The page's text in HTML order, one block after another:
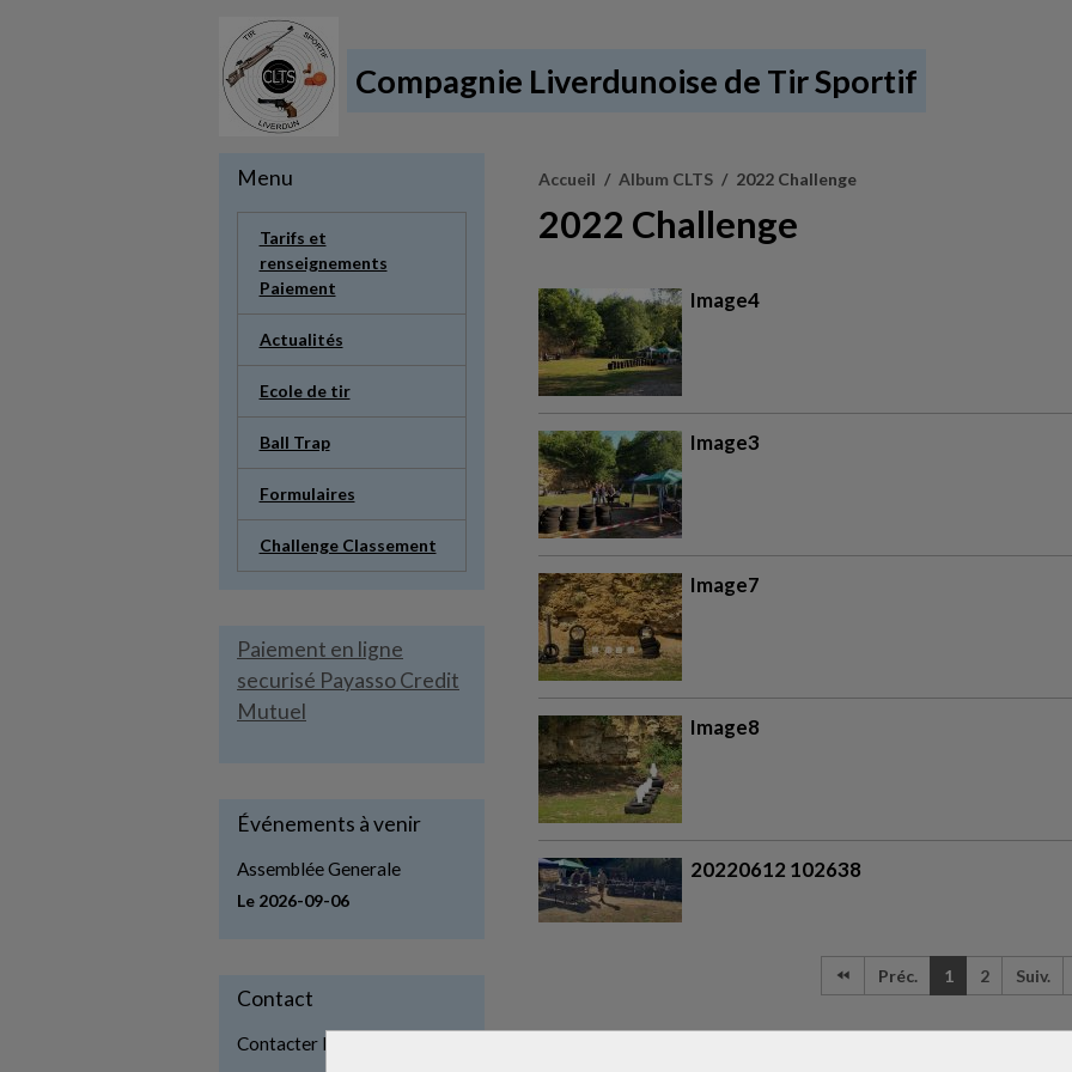
Compagnie Liverdunoise de Tir Sportif
Accueil Album CLTS 2022 Challenge
2022 Challenge
Image4
Image3
Image7
Image8
20220612 102638
Préc. 1 2 Suiv.
Menu
Tarifs et
renseignements
Paiement
Actualités
Ecole de tir
Ball Trap
Formulaires
Challenge Classement
Paiement en ligne
securisé Payasso Credit
Mutuel
Événements à venir
Assemblée Generale
Le 2026-09-06
Contact
Contacter la CLTS